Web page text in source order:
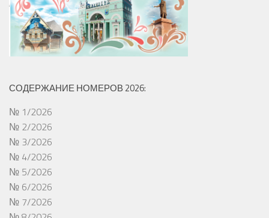
СОДЕРЖАНИЕ НОМЕРОВ 2026:
№ 1/2026
№ 2/2026
№ 3/2026
№ 4/2026
№ 5/2026
№ 6/2026
№ 7/2026